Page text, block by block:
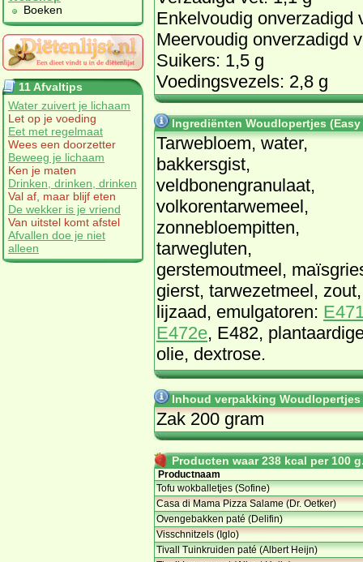
Boeken
11 Afvaltips
Water zuivert je lichaam
Let op je voeding
Eet met regelmaat
Wees een doorzetter
Beweeg je lichaam
Ken je maten
Drinken, drinken, drinken
Val af, maar blijf eten
De wekker is je vriend
Van uitstel komt afstel
Afvallen doe je niet
alleen
Enkelvoudig onverzadigd
Meervoudig onverzadigd
Suikers: 1,5 g
Voedingsvezels: 2,8 g
Ingrediënten Woudlopertjes (Easy
Tarwebloem, water,
bakkersgist,
veldbonengranulaat,
volkorentarwemeel,
zonnebloempitten,
tarwegluten,
gerstemoutmeel,
gierst, tarwezetmeel, zout,
lijzaad, emulgatoren:
E472e, E482,
olie, dextrose.
Inhoud verpakking Woudlopertjes
Zak 200 gram
Producten waar 238 kcal per 100
Productnaam
Tofu wokballetjes (Sofine)
Casa di Mama Pizza Salame (Dr. Oetker)
Ovengebakken paté (Delifin)
Visschnitzels (Iglo)
Tivall Tuinkruiden paté (Albert Heijn)